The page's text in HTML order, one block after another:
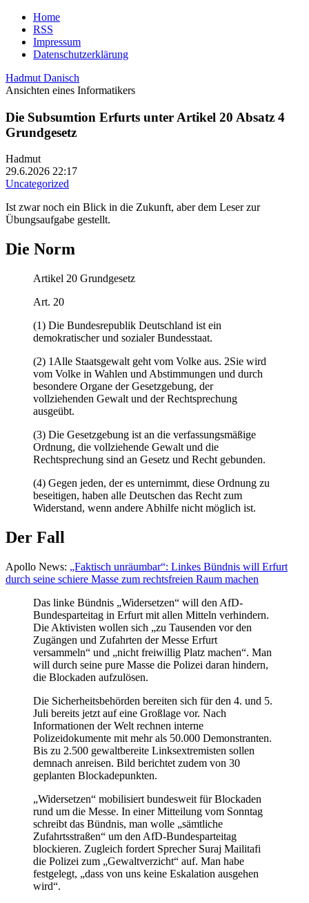
Home
RSS
Impressum
Datenschutzerklärung
Hadmut Danisch
Ansichten eines Informatikers
Die Subsumtion Erfurts unter Artikel 20 Absatz 4
Grundgesetz
Hadmut
29.6.2026 22:17
Uncategorized
Ist zwar noch ein Blick in die Zukunft, aber dem Leser zur
Übungsaufgabe gestellt.
Die Norm
Artikel 20 Grundgesetz
Art. 20
(1) Die Bundesrepublik Deutschland ist ein
demokratischer und sozialer Bundesstaat.
(2) 1Alle Staatsgewalt geht vom Volke aus. 2Sie wird
vom Volke in Wahlen und Abstimmungen und durch
besondere Organe der Gesetzgebung, der
vollziehenden Gewalt und der Rechtsprechung
ausgeübt.
(3) Die Gesetzgebung ist an die verfassungsmäßige
Ordnung, die vollziehende Gewalt und die
Rechtsprechung sind an Gesetz und Recht gebunden.
(4) Gegen jeden, der es unternimmt, diese Ordnung zu
beseitigen, haben alle Deutschen das Recht zum
Widerstand, wenn andere Abhilfe nicht möglich ist.
Der Fall
Apollo News: „Faktisch unräumbar“: Linkes Bündnis will Erfurt
durch seine schiere Masse zum rechtsfreien Raum machen
Das linke Bündnis „Widersetzen“ will den AfD-
Bundesparteitag in Erfurt mit allen Mitteln verhindern.
Die Aktivisten wollen sich „zu Tausenden vor den
Zugängen und Zufahrten der Messe Erfurt
versammeln“ und „nicht freiwillig Platz machen“. Man
will durch seine pure Masse die Polizei daran hindern,
die Blockaden aufzulösen.
Die Sicherheitsbehörden bereiten sich für den 4. und 5.
Juli bereits jetzt auf eine Großlage vor. Nach
Informationen der Welt rechnen interne
Polizeidokumente mit mehr als 50.000 Demonstranten.
Bis zu 2.500 gewaltbereite Linksextremisten sollen
demnach anreisen. Bild berichtet zudem von 30
geplanten Blockadepunkten.
„Widersetzen“ mobilisiert bundesweit für Blockaden
rund um die Messe. In einer Mitteilung vom Sonntag
schreibt das Bündnis, man wolle „sämtliche
Zufahrtsstraßen“ um den AfD-Bundesparteitag
blockieren. Zugleich fordert Sprecher Suraj Mailitafi
die Polizei zum „Gewaltverzicht“ auf. Man habe
festgelegt, „dass von uns keine Eskalation ausgehen
wird“.